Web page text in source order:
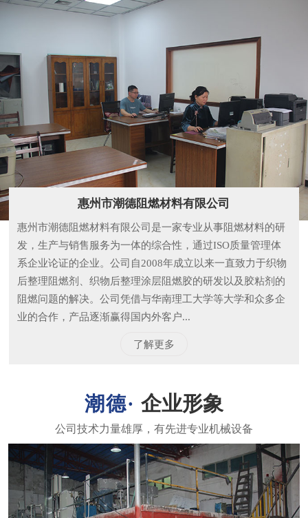
惠州市潮德阻燃材料有限公司
惠州市潮德阻燃材料有限公司是一家专业从事阻燃材料的研
发，生产与销售服务为一体的综合性，通过ISO质量管理体
系企业论证的企业。公司自2008年成立以来一直致力于织物
后整理阻燃剂、织物后整理涂层阻燃胶的研发以及胶粘剂的
阻燃问题的解决。公司凭借与华南理工大学等大学和众多企
业的合作，产品逐渐赢得国内外客户...
了解更多
企业形象